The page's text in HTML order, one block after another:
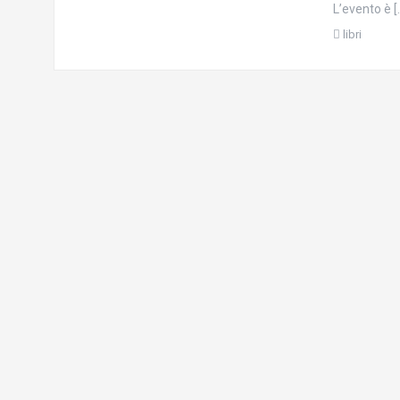
L’evento è
libri